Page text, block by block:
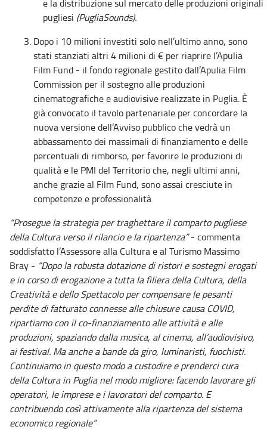
e la distribuzione sul mercato delle produzioni originali
pugliesi (PugliaSounds).
Dopo i 10 milioni investiti solo nell’ultimo anno, sono
stati stanziati altri 4 milioni di € per riaprire l’Apulia
Film Fund - il fondo regionale gestito dall’Apulia Film
Commission per il sostegno alle produzioni
cinematografiche e audiovisive realizzate in Puglia. È
già convocato il tavolo partenariale per concordare la
nuova versione dell’Avviso pubblico che vedrà un
abbassamento dei massimali di finanziamento e delle
percentuali di rimborso, per favorire le produzioni di
qualità e le PMI del Territorio che, negli ultimi anni,
anche grazie al Film Fund, sono assai cresciute in
competenze e professionalità
“Prosegue la strategia per traghettare il comparto pugliese
della Cultura verso il rilancio e la ripartenza”- commenta
soddisfatto l’Assessore alla Cultura e al Turismo Massimo
Bray - “Dopo la robusta dotazione di ristori e sostegni erogati
e in corso di erogazione a tutta la filiera della Cultura, della
Creatività e dello Spettacolo per compensare le pesanti
perdite di fatturato connesse alle chiusure causa COVID,
ripartiamo con il co-finanziamento alle attività e alle
produzioni, spaziando dalla musica, al cinema, all’audiovisivo,
ai festival. Ma anche a bande da giro, luminaristi, fuochisti.
Continuiamo in questo modo a custodire e prenderci cura
della Cultura in Puglia nel modo migliore: facendo lavorare gli
operatori, le imprese e i lavoratori del comparto. E
contribuendo così attivamente alla ripartenza del sistema
economico regionale”